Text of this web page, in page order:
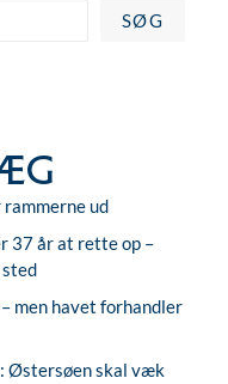
SØG
ud
37 år at rette op –
men havet forhandler
Østersøen skal væk